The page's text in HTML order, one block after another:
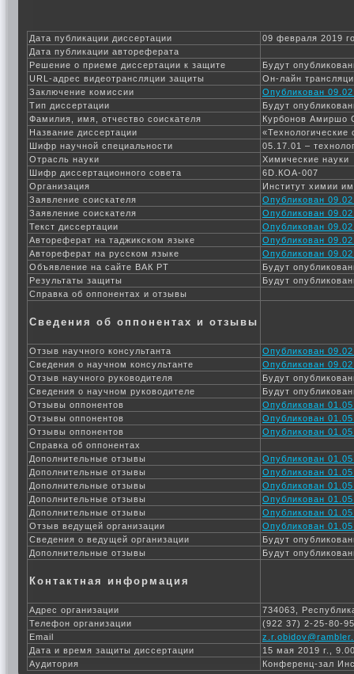
Дата публикации диссертации
09 февраля 2019
Дата публикации автореферата
Решение о приеме диссертации к защите
Будут
URL-адрес видеотрансляции защиты
Он-лайн
Заключение комиссии
Опубликован
Тип диссертации
Будут
Фамилия, имя, отчество соискателя
Курбонов Амиршо
Название диссертации
Шифр научной специальности
05.17.01 –
Отрасль науки
Химические науки
Шифр диссертационного совета
6D.КОА-007
Организация
Институт химии
Заявление соискателя
Опубликован
Заявление соискателя
Опубликован
Текст диссертации
Опубликован
Автореферат на таджикском языке
Опубликован
Автореферат на русском языке
Опубликован
Объявление на сайте ВАК РТ
Будут
Результаты защиты
Будут
Справка об оппонентах и отзывы
Сведения об оппонентах и отзывы
Отзыв научного консультанта
Опубликован
Сведения о научном консультанте
Опубликован
Отзыв научного руководителя
Будут
Сведения о научном руководителе
Будут
Отзывы оппонентов
Опубликован
Отзывы оппонентов
Опубликован
Отзывы оппонентов
Опубликован
Справка об оппонентах
Дополнительные отзывы
Опубликован
Дополнительные отзывы
Опубликован
Дополнительные отзывы
Опубликован
Дополнительные отзывы
Опубликован
Дополнительные отзывы
Опубликован
Отзыв ведущей организации
Опубликован
Сведения о ведущей организации
Будут
Дополнительные отзывы
Будут
Контактная информация
Адрес организации
734063,
Телефон организации
(922 37) 2-25-80-95
Email
Дата и время защиты диссертации
15 мая 2019 г.,
Аудитория
Конференц-зал